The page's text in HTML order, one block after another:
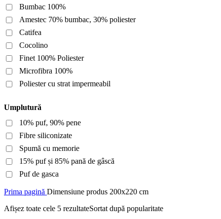
Bumbac 100%
Amestec 70% bumbac, 30% poliester
Catifea
Cocolino
Finet 100% Poliester
Microfibra 100%
Poliester cu strat impermeabil
Umplutură
10% puf, 90% pene
Fibre siliconizate
Spumă cu memorie
15% puf și 85% pană de gâscă
Puf de gasca
Prima pagină Dimensiune produs 200x220 cm
Afișez toate cele 5 rezultateSortat după popularitate